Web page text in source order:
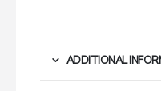
ADDITIONAL